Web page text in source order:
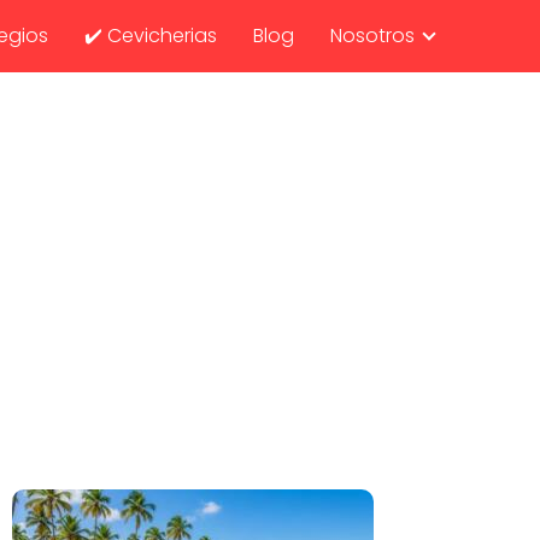
✔️ Cevicherias Blog Nosotros